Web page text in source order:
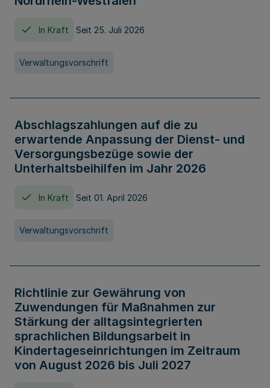
In Kraft Seit 25. Juli 2026
Verwaltungsvorschrift
Abschlagszahlungen auf die zu
erwartende Anpassung der Dienst- und
Versorgungsbezüge sowie der
Unterhaltsbeihilfen im Jahr 2026
In Kraft Seit 01. April 2026
Verwaltungsvorschrift
Richtlinie zur Gewährung von
Zuwendungen für Maßnahmen zur
Stärkung der alltagsintegrierten
sprachlichen Bildungsarbeit in
Kindertageseinrichtungen im Zeitraum
von August 2026 bis Juli 2027